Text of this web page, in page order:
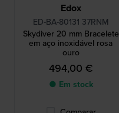
Edox
ED-BA-80131 37RNM
Skydiver 20 mm Bracelete
em aço inoxidável rosa
ouro
494,00 €
● Em stock